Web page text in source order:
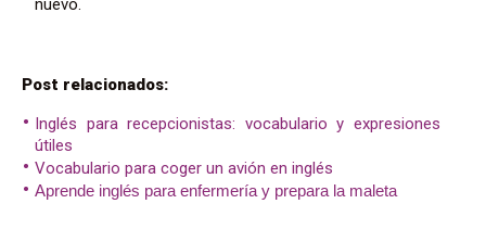
Post relacionados:
Inglés para recepcionistas: vocabulario y expresiones
útiles
Vocabulario para coger un avión en inglés
Aprende inglés para enfermería y prepara la maleta